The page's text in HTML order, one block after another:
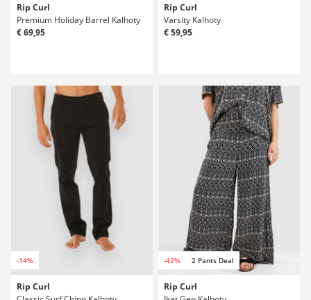
Rip Curl
Premium Holiday Barrel Kalhoty
€ 69,95
Rip Curl
Varsity Kalhoty
€ 59,95
-14%
Rip Curl
-42% 2 Pants Deal
Rip Curl